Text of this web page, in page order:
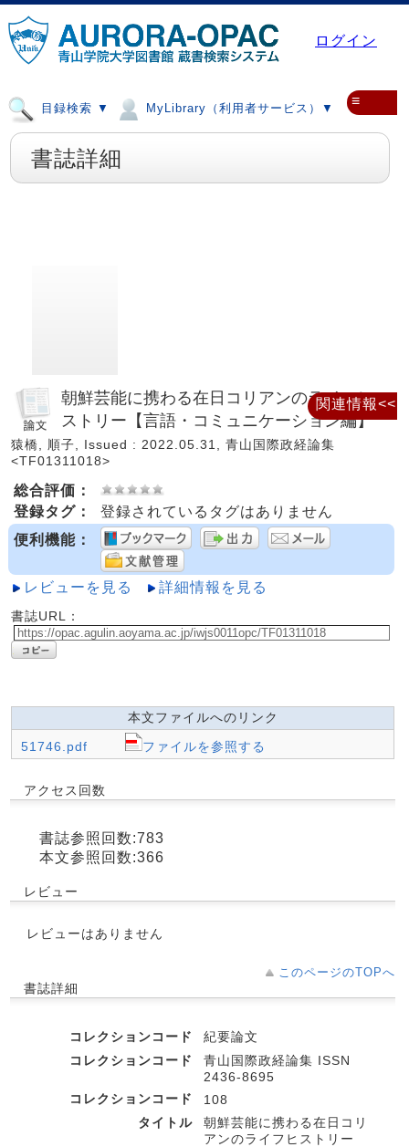
ログイン
目録検索 ▼ MyLibrary（利用者サービス）▼ ≡
書誌詳細
朝鮮芸能に携わる在日コリアンのライフヒ
ストリー【言語・コミュニケーション編】
猿橋, 順子, Issued : 2022.05.31, 青山国際政経論集
<TF01311018>
総合評価：
登録タグ：
登録されているタグはありません
便利機能：
レビューを見る 詳細情報を見る
書誌URL：
本文ファイルへのリンク
51746.pdf
ファイルを参照する
アクセス回数
書誌参照回数:783
本文参照回数:366
レビュー
レビューはありません
このページのTOPへ
書誌詳細
コレクションコード
紀要論文
コレクションコード
青山国際政経論集 ISSN
2436-8695
コレクションコード
108
タイトル
朝鮮芸能に携わる在日コリ
アンのライフヒストリー
関連情報<<